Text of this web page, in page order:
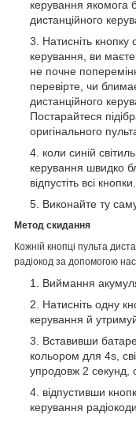
керування якомога
дистанційного
Натисніть кнопку
керування, ви маєте
не почне
перевірте, чи
дистанційного
Постарайтеся
оригінального
коли синій
керування швидко
відпустіть всі кнопки.
Виконайте ту
Метод скидання
Кожній кнопці пульта
радіокод за допомогою
Виймання
Натисніть одну
керування й
Вставивши
кольором для 4s,
упродовж 2 секунд,
відпустивши
керування